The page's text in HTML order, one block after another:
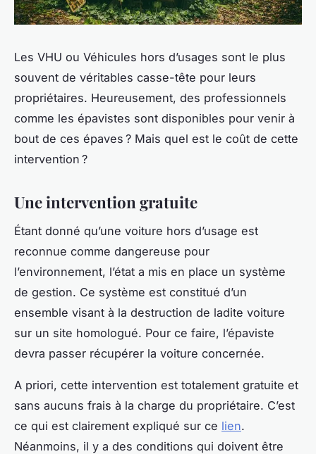
Les VHU ou Véhicules hors d’usages sont le plus
souvent de véritables casse-tête pour leurs
propriétaires. Heureusement, des professionnels
comme les épavistes sont disponibles pour venir à
bout de ces épaves ? Mais quel est le coût de cette
intervention ?
Une intervention gratuite
Étant donné qu’une voiture hors d’usage est
reconnue comme dangereuse pour
l’environnement, l’état a mis en place un système
de gestion. Ce système est constitué d’un
ensemble visant à la destruction de ladite voiture
sur un site homologué. Pour ce faire, l’épaviste
devra passer récupérer la voiture concernée.
A priori, cette intervention est totalement gratuite et
sans aucuns frais à la charge du propriétaire. C’est
ce qui est clairement expliqué sur ce lien.
Néanmoins, il y a des conditions qui doivent être